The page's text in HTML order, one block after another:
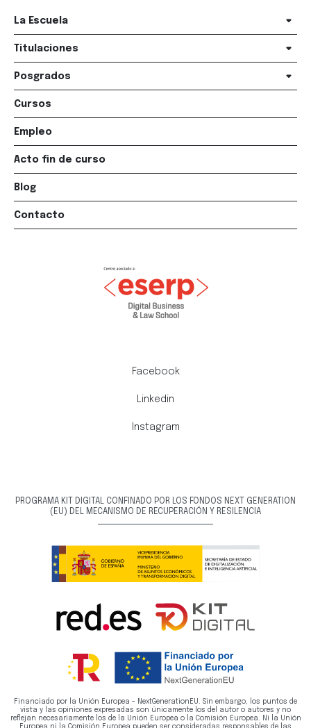
La Escuela
Titulaciones
Posgrados
Cursos
Empleo
Acto fin de curso
Blog
Contacto
Facebook
Linkedin
Instagram
PROGRAMA KIT DIGITAL CONFINADO POR LOS FONDOS NEXT GENERATION
(EU) DEL MECANISMO DE RECUPERACIÓN Y RESILENCIA
Financiado por la Unión Europea - NextGenerationEU. Sin embargo, los puntos de
vista y las opiniones expresadas son únicamente los del autor o autores y no
reflejan necesariamente los de la Unión Europea o la Comisión Europea. Ni la Unión
Europea ni la Comisión Europea pueden ser consideradas responsables de las